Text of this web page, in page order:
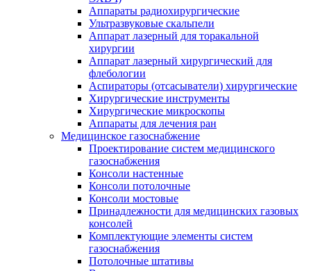
Аппараты радиохирургические
Ультразвуковые скальпели
Аппарат лазерный для торакальной
хирургии
Аппарат лазерный хирургический для
флебологии
Аспираторы (отсасыватели) хирургические
Хирургические инструменты
Хирургические микроскопы
Аппараты для лечения ран
Медицинское газоснабжение
Проектирование систем медицинского
газоснабжения
Консоли настенные
Консоли потолочные
Консоли мостовые
Принадлежности для медицинских газовых
консолей
Комплектующие элементы систем
газоснабжения
Потолочные штативы